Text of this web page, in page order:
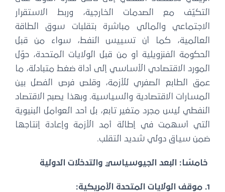
التكيّف مع الصدمات الخارجية، وربط الاستقرار
الاجتماعي والمالي مباشرة بتقلبات سوق الطاقة
العالمية، كما أن تسييس النفط، سواء من قبل
الحكومة الفنزويلية أو من قبل الولايات المتحدة، حوّل
المورد الاقتصادي الأساسي إلى أداة ضغط متبادلة، ما
عمق الطابع الصفري للأزمة، وقلص فرص الفصل بين
المسارات الاقتصادية والسياسية. وبهذا يصبح الاقتصاد
النفطي ليس مجرد متغير تابع، بل أحد العوامل البنيوية
التي أسهمت في إطالة أمد الأزمة وإعادة إنتاجها
ضمن سياق دولي شديد التقلب.
خامسًا: البعد الجيوسياسي والتدخلات الدولية
1. موقف الولايات المتحدة الأمريكية: